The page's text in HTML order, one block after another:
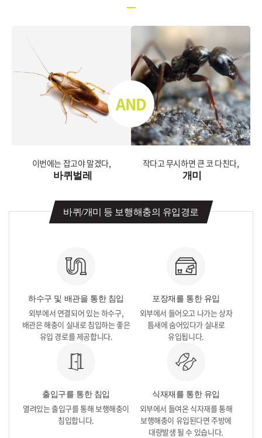
이번에는 잡고야 말겠다,
바퀴벌레
작다고 무시하면 큰 코 다친다,
개미
AND
바퀴/개미 등 보행해충의 유입경로
하수구 및 배관을 통한 침입
외부에서 연결되어 있는 하수구,
배관은 해충이 실내로 침입하는 좋은
유입 경로를 제공합니다.
포장재를 통한 유입
외부에서 들어오고 나가는 상자
틈새에숨어있다가 실내로
유입됩니다.
출입구를 통한 침입
열려있는 출입구를 통해 보행해충이
침입합니다.
식재재를 통한 유입
외부에서 들여온 식자재를 통해
보행해충이 유입된다면 주방에
대량발생 될 수 있습니다.